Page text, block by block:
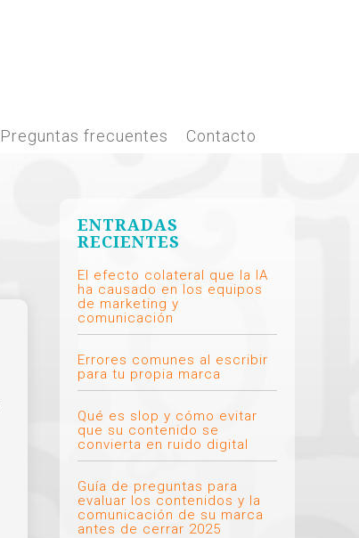
Preguntas frecuentes Contacto
ENTRADAS
RECIENTES
El efecto colateral que la IA
ha causado en los equipos
de marketing y
comunicación
Errores comunes al escribir
para tu propia marca
Qué es slop y cómo evitar
que su contenido se
convierta en ruido digital
Guía de preguntas para
evaluar los contenidos y la
comunicación de su marca
antes de cerrar 2025